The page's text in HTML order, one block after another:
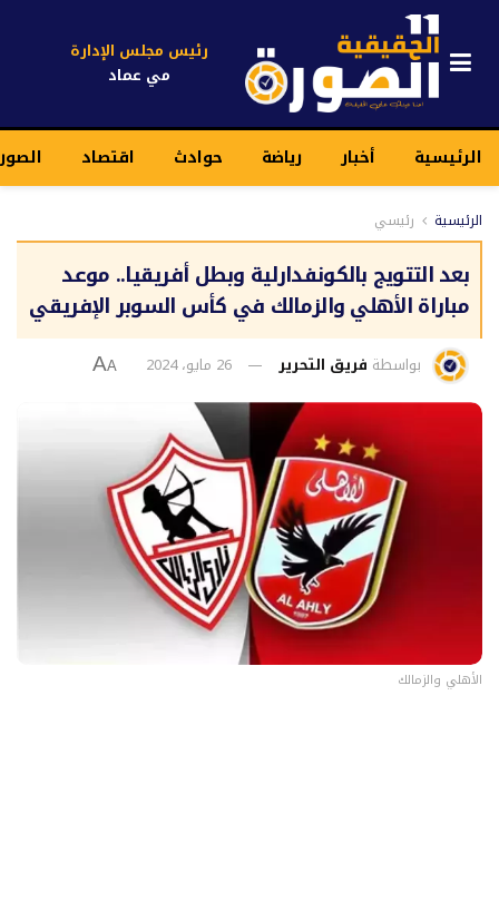
رئيس مجلس الإدارة
مي عماد
الرئيسية أخبار رياضة حوادث اقتصاد
الرئيسية رئيسي
بعد التتويج بالكونفدارلية وبطل أفريقيا.. موعد
مباراة الأهلي والزمالك في كأس السوبر الإفريقي
بواسطة فريق التحرير 26 مايو، 2024 A
A
الأهلي والزمالك